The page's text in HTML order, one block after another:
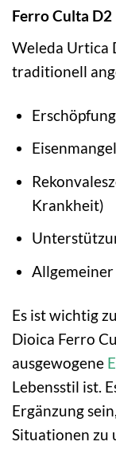
Ferro Culta D2
Weleda Urtica
traditionell
Krankheit)
Allgemeiner
Es ist wichtig
Dioica Ferro
ausgewogene
Lebensstil ist.
Ergänzung
Situationen zu